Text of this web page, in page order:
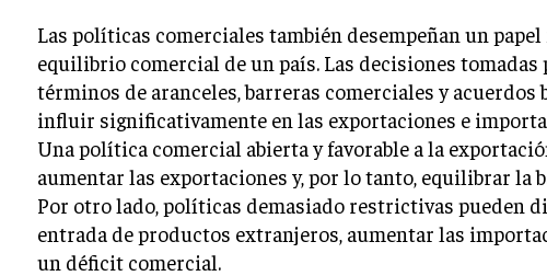
Las políticas comerciales también desempeñan un
equilibrio comercial de un país. Las decisiones tomadas
términos de aranceles, barreras comerciales y acuerdos
influir significativamente en las exportaciones e
Una política comercial abierta y favorable a la
aumentar las exportaciones y, por lo tanto, equilibrar la
Por otro lado, políticas demasiado restrictivas pueden
entrada de productos extranjeros, aumentar las
un déficit comercial.